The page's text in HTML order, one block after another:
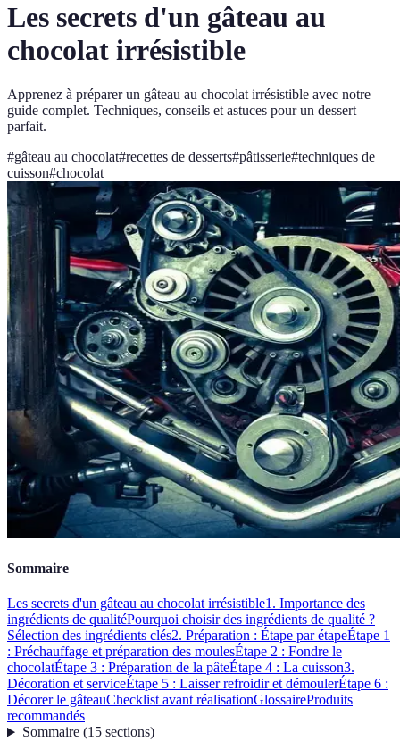
Les secrets d'un gâteau au
chocolat irrésistible
Apprenez à préparer un gâteau au chocolat irrésistible avec notre
guide complet. Techniques, conseils et astuces pour un dessert
parfait.
#gâteau au chocolat#recettes de desserts#pâtisserie#techniques de
cuisson#chocolat
Sommaire
Les secrets d'un gâteau au chocolat irrésistible1. Importance des
ingrédients de qualitéPourquoi choisir des ingrédients de qualité ?
Sélection des ingrédients clés2. Préparation : Étape par étapeÉtape 1
: Préchauffage et préparation des moulesÉtape 2 : Fondre le
chocolatÉtape 3 : Préparation de la pâteÉtape 4 : La cuisson3.
Décoration et serviceÉtape 5 : Laisser refroidir et démoulerÉtape 6 :
Décorer le gâteauChecklist avant réalisationGlossaireProduits
recommandés
Sommaire(15 sections)